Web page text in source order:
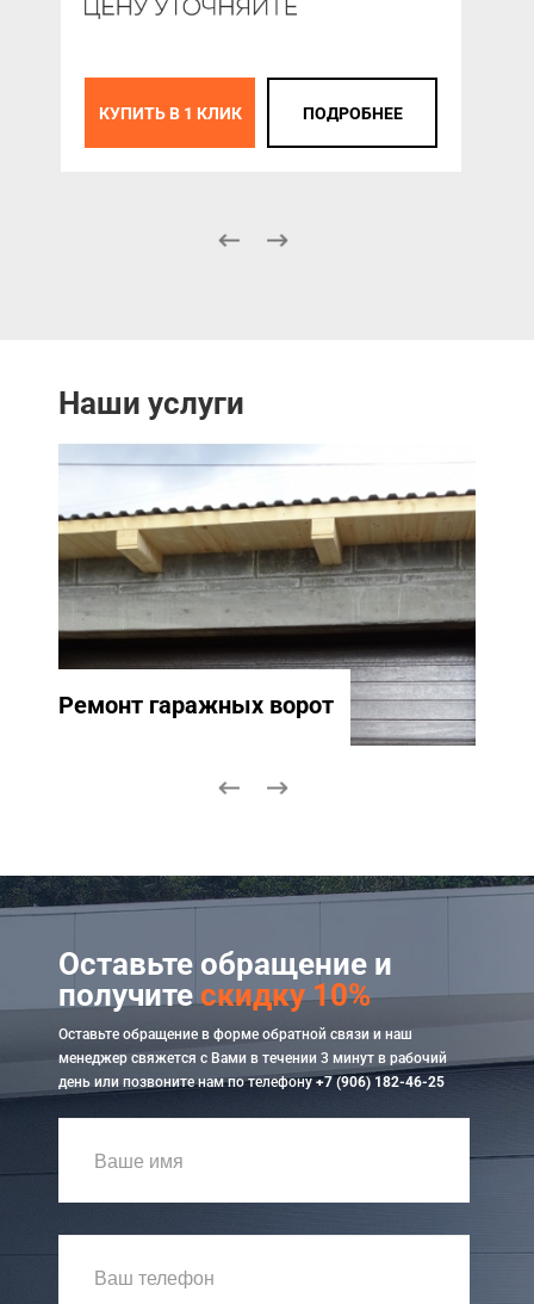
КУПИТЬ В 1 КЛИК ПОДРОБНЕЕ
Наши услуги
Ремонт гаражных ворот
Оставьте обращение и
получитескидку 10%
Оставьте обращение в форме обратной связи и наш
менеджер свяжется с Вами в течении 3 минут в рабочий
день или позвоните нам по телефону+7 (906) 182-46-25